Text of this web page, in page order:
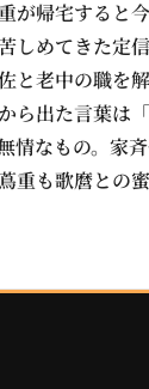
が帰宅すると
しめてきた
と老中の職を
ら出た言葉は
なもの。家
も歌麿との